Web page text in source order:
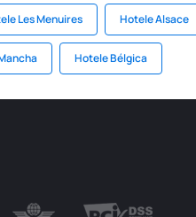
Les Menuires Hotele Alsace
Hotele Bélgica